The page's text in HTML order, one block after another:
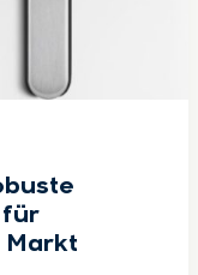
für
Markt